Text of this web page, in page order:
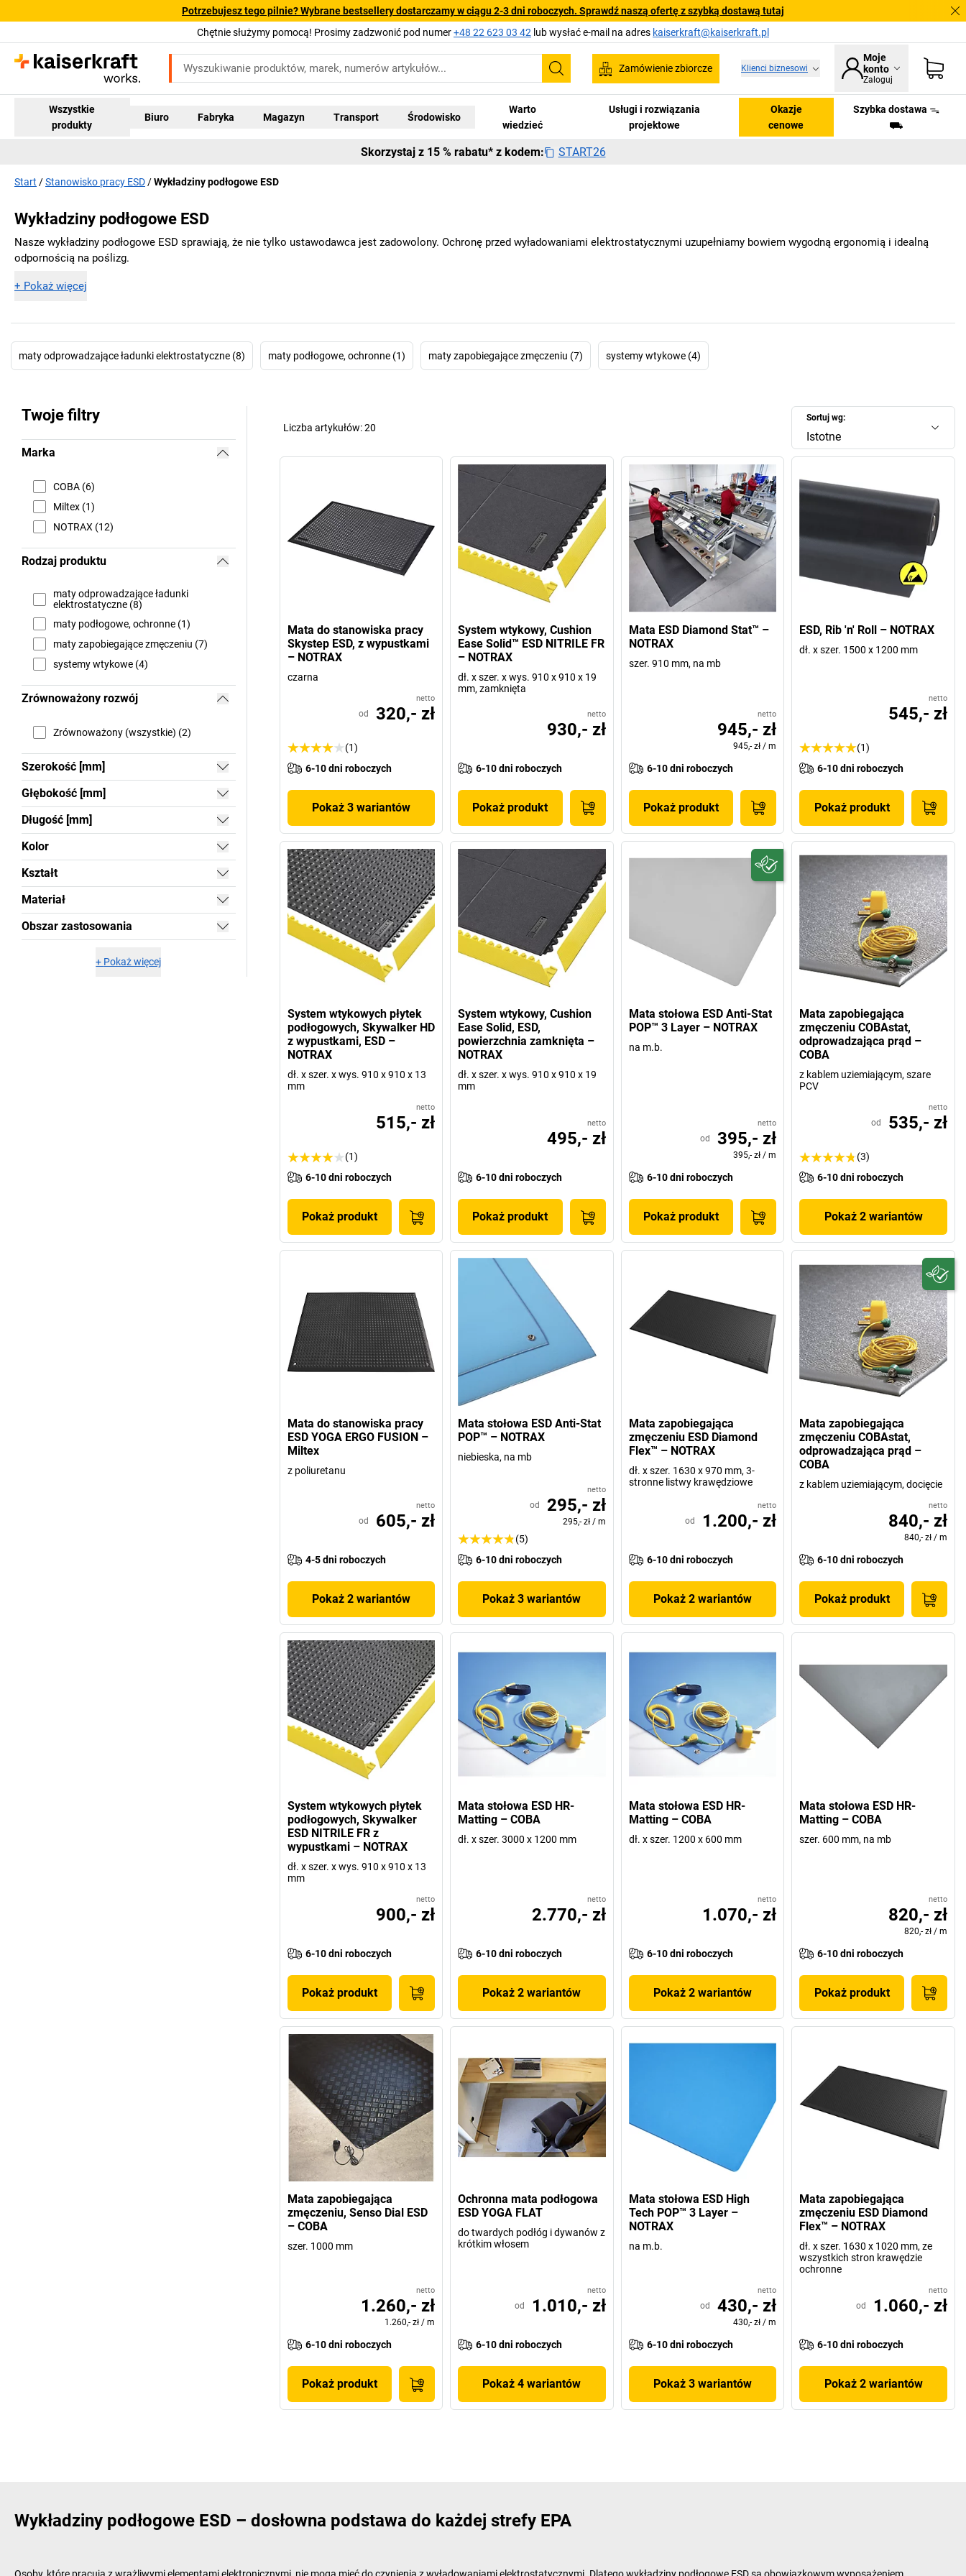
Potrzebujesz tego pilnie? Wybrane bestsellery dostarczamy w ciągu 2-3 dni roboczych. Sprawdź naszą ofertę z szybką dostawą tutaj
Chętnie służymy pomocą! Prosimy zadzwonić pod numer+48 22 623 03 42 lub wysłać e-mail na adres kaiserkraft@kaiserkraft.pl
Szukaj
Zamówienie zbiorcze Klienci biznesowi
Moje
konto
Zaloguj
Wszystkie
produkty
Biuro Fabryka Magazyn Transport Środowisko
Warto
wiedzieć
Usługi i rozwiązania
projektowe
Okazje
cenowe
Szybka dostawa ᯓ
⛟
Skorzystaj z 15 % rabatu* z kodem: START26
Start Stanowisko pracy ESD Wykładziny podłogowe ESD
Wykładziny podłogowe ESD
Nasze wykładziny podłogowe ESD sprawiają, że nie tylko ustawodawca jest zadowolony. Ochronę przed wyładowaniami elektrostatycznymi uzupełniamy bowiem wygodną ergonomią i idealną
odpornością na poślizg.
+ Pokaż więcej
maty odprowadzające ładunki elektrostatyczne (8) maty podłogowe, ochronne (1) maty zapobiegające zmęczeniu (7) systemy wtykowe (4)
Twoje filtry
Marka
COBA (6)
Miltex (1)
NOTRAX (12)
Rodzaj produktu
maty odprowadzające ładunki
elektrostatyczne (8)
maty podłogowe, ochronne (1)
maty zapobiegające zmęczeniu (7)
systemy wtykowe (4)
Zrównoważony rozwój
Zrównoważony (wszystkie) (2)
Szerokość [mm]
Głębokość [mm]
Długość [mm]
Kolor
Kształt
Materiał
Obszar zastosowania
+ Pokaż więcej
Sortuj wg:
Istotne
Liczba artykułów:20
Mata do stanowiska pracy
Skystep ESD, z wypustkami
– NOTRAX
czarna
netto
od 320,- zł
(1)
6-10 dni roboczych
Pokaż 3 wariantów
System wtykowy, Cushion
Ease Solid™ ESD NITRILE FR
– NOTRAX
dł. x szer. x wys. 910 x 910 x 19
mm, zamknięta
netto
930,- zł
6-10 dni roboczych
Pokaż produkt
Mata ESD Diamond Stat™ –
NOTRAX
szer. 910 mm, na mb
netto
945,- zł
945,- zł /m
6-10 dni roboczych
Pokaż produkt
ESD, Rib 'n' Roll – NOTRAX
dł. x szer. 1500 x 1200 mm
netto
545,- zł
(1)
6-10 dni roboczych
Pokaż produkt
System wtykowych płytek
podłogowych, Skywalker HD
z wypustkami, ESD –
NOTRAX
dł. x szer. x wys. 910 x 910 x 13
mm
netto
515,- zł
(1)
6-10 dni roboczych
Pokaż produkt
System wtykowy, Cushion
Ease Solid, ESD,
powierzchnia zamknięta –
NOTRAX
dł. x szer. x wys. 910 x 910 x 19
mm
netto
495,- zł
6-10 dni roboczych
Pokaż produkt
Mata stołowa ESD Anti-Stat
POP™ 3 Layer – NOTRAX
na m.b.
netto
od 395,- zł
395,- zł /m
6-10 dni roboczych
Pokaż produkt
Mata zapobiegająca
zmęczeniu COBAstat,
odprowadzająca prąd –
COBA
z kablem uziemiającym, szare
PCV
netto
od 535,- zł
(3)
6-10 dni roboczych
Pokaż 2 wariantów
Mata do stanowiska pracy
ESD YOGA ERGO FUSION –
Miltex
z poliuretanu
netto
od 605,- zł
4-5 dni roboczych
Pokaż 2 wariantów
Mata stołowa ESD Anti-Stat
POP™ – NOTRAX
niebieska, na mb
netto
od 295,- zł
295,- zł / m
(5)
6-10 dni roboczych
Pokaż 3 wariantów
Mata zapobiegająca
zmęczeniu ESD Diamond
Flex™ – NOTRAX
dł. x szer. 1630 x 970 mm, 3-
stronne listwy krawędziowe
netto
od 1.200,- zł
6-10 dni roboczych
Pokaż 2 wariantów
Mata zapobiegająca
zmęczeniu COBAstat,
odprowadzająca prąd –
COBA
z kablem uziemiającym, docięcie
netto
840,- zł
840,- zł / m
6-10 dni roboczych
Pokaż produkt
System wtykowych płytek
podłogowych, Skywalker
ESD NITRILE FR z
wypustkami – NOTRAX
dł. x szer. x wys. 910 x 910 x 13
mm
netto
900,- zł
6-10 dni roboczych
Pokaż produkt
Mata stołowa ESD HR-
Matting – COBA
dł. x szer. 3000 x 1200 mm
netto
2.770,- zł
6-10 dni roboczych
Pokaż 2 wariantów
Mata stołowa ESD HR-
Matting – COBA
dł. x szer. 1200 x 600 mm
netto
1.070,- zł
6-10 dni roboczych
Pokaż 2 wariantów
Mata stołowa ESD HR-
Matting – COBA
szer. 600 mm, na mb
netto
820,- zł
820,- zł / m
6-10 dni roboczych
Pokaż produkt
Mata zapobiegająca
zmęczeniu, Senso Dial ESD
– COBA
szer. 1000 mm
netto
1.260,- zł
1.260,- zł /m
6-10 dni roboczych
Pokaż produkt
Ochronna mata podłogowa
ESD YOGA FLAT
do twardych podłóg i dywanów z
krótkim włosem
netto
od 1.010,- zł
6-10 dni roboczych
Pokaż 4 wariantów
Mata stołowa ESD High
Tech POP™ 3 Layer –
NOTRAX
na m.b.
netto
od 430,- zł
430,- zł /m
6-10 dni roboczych
Pokaż 3 wariantów
Mata zapobiegająca
zmęczeniu ESD Diamond
Flex™ – NOTRAX
dł. x szer. 1630 x 1020 mm, ze
wszystkich stron krawędzie
ochronne
netto
od 1.060,- zł
6-10 dni roboczych
Pokaż 2 wariantów
Wykładziny podłogowe ESD – dosłowna podstawa do każdej strefy EPA